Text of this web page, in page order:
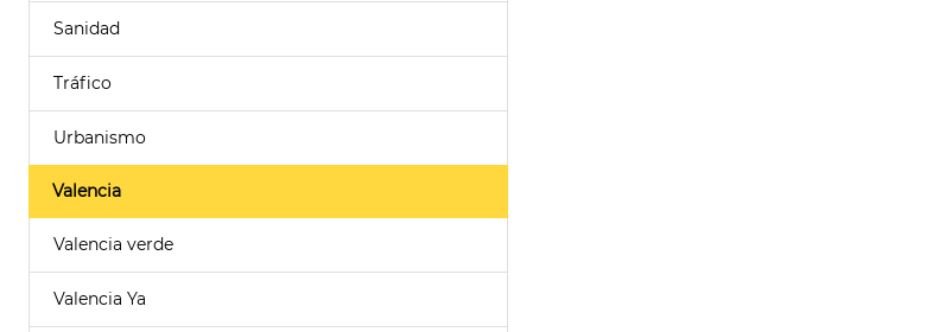
Sanidad
Tráfico
Urbanismo
Valencia
Valencia verde
Valencia Ya